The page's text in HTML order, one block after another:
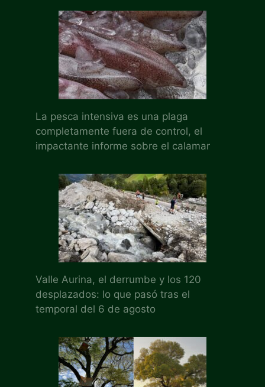
La pesca intensiva es una plaga
completamente fuera de control, el
impactante informe sobre el calamar
Valle Aurina, el derrumbe y los 120
desplazados: lo que pasó tras el
temporal del 6 de agosto